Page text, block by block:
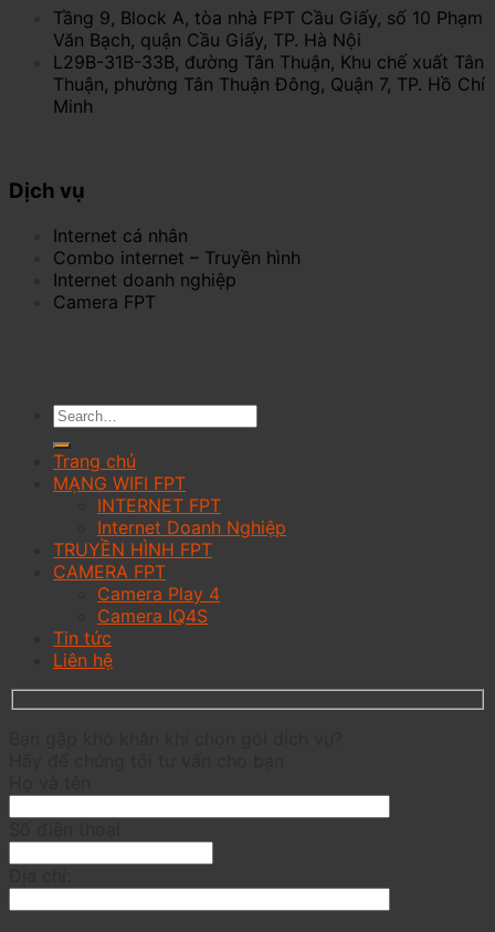
Tầng 9, Block A, tòa nhà FPT Cầu Giấy, số 10 Phạm
Văn Bạch, quận Cầu Giấy, TP. Hà Nội
L29B-31B-33B, đường Tân Thuận, Khu chế xuất Tân
Thuận, phường Tân Thuận Đông, Quận 7, TP. Hồ Chí
Minh
Dịch vụ
Internet cá nhân
Combo internet – Truyền hình
Internet doanh nghiệp
Camera FPT
Trang chủ
MẠNG WIFI FPT
INTERNET FPT
Internet Doanh Nghiệp
TRUYỀN HÌNH FPT
CAMERA FPT
Camera Play 4
Camera IQ4S
Tin tức
Liên hệ